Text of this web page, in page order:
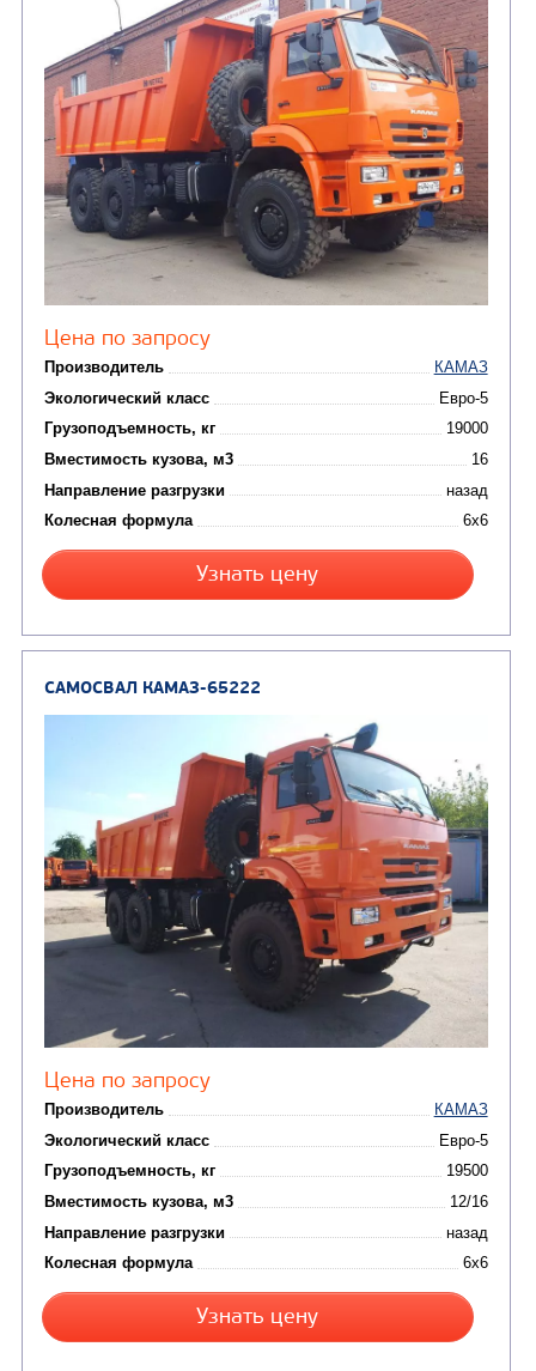
Шасси(12)
АВТОБУСЫ
Вахтовые автобусы(3)
АВТОЦИСТЕРНЫ
Автотопливозаправщики
CHAMELEON (г. Егорьевск)(8)
Молоковозы, водовозы
Автогудронаторы(8)
Крано-
установки (КМУ)
КОММУНАЛЬНАЯ
ТЕХНИКА
Комбинированные
машины(18)
Вакуумные машины
Илососные машины
Каналопромывочные
САМОСВАЛ КАМАЗ-6522
Цена по запросу
Производитель
Экологический класс
Грузоподъемность, кг
Вместимость кузова, м3
Колесная формула